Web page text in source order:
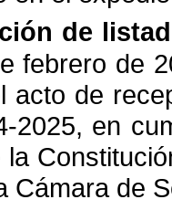
de
febrero de
acto de
2025, en
la
Cámara de